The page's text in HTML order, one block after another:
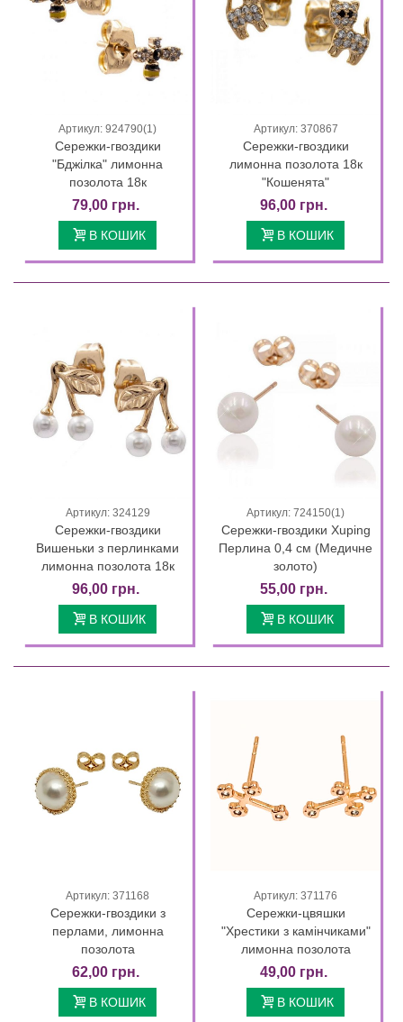
Артикул: 924790(1)
Сережки-гвоздики
"Бджілка" лимонна
позолота 18к
79,00 грн.
В КОШИК
Артикул: 370867
Сережки-гвоздики
лимонна позолота 18к
"Кошенята"
96,00 грн.
В КОШИК
Артикул: 324129
Сережки-гвоздики
Вишеньки з перлинками
лимонна позолота 18к
96,00 грн.
В КОШИК
Артикул: 724150(1)
Сережки-гвоздики Xuping
Перлина 0,4 см (Медичне
золото)
55,00 грн.
В КОШИК
Артикул: 371168
Сережки-гвоздики з
перлами, лимонна
позолота
62,00 грн.
В КОШИК
Артикул: 371176
Сережки-цвяшки
"Хрестики з камінчиками"
лимонна позолота
49,00 грн.
В КОШИК